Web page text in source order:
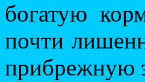
богатую
почти
прибрежную